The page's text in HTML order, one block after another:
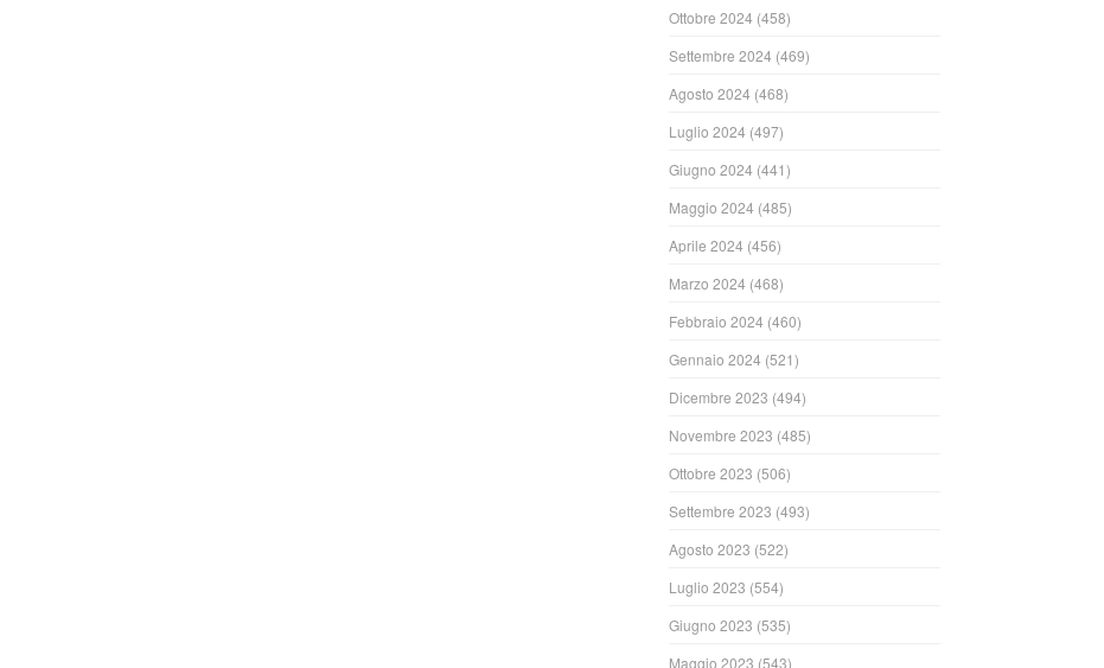
Ottobre 2024 (458)
Settembre 2024 (469)
Agosto 2024 (468)
Luglio 2024 (497)
Giugno 2024 (441)
Maggio 2024 (485)
Aprile 2024 (456)
Marzo 2024 (468)
Febbraio 2024 (460)
Gennaio 2024 (521)
Dicembre 2023 (494)
Novembre 2023 (485)
Ottobre 2023 (506)
Settembre 2023 (493)
Agosto 2023 (522)
Luglio 2023 (554)
Giugno 2023 (535)
Maggio 2023 (543)